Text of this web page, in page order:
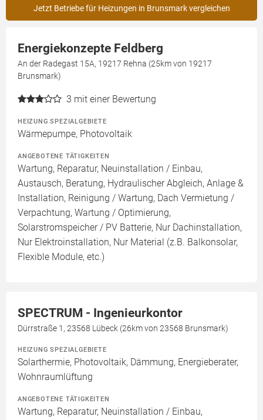
Jetzt Betriebe für Heizungen in Brunsmark vergleichen
Energiekonzepte Feldberg
An der Radegast 15A, 19217 Rehna (25km von 19217
Brunsmark)
3 mit einer Bewertung
HEIZUNG SPEZIALGEBIETE
Wärmepumpe, Photovoltaik
ANGEBOTENE TÄTIGKEITEN
Wartung, Reparatur, Neuinstallation / Einbau,
Austausch, Beratung, Hydraulischer Abgleich, Anlage &
Installation, Reinigung / Wartung, Dach Vermietung /
Verpachtung, Wartung / Optimierung,
Solarstromspeicher / PV Batterie, Nur Dachinstallation,
Nur Elektroinstallation, Nur Material (z.B. Balkonsolar,
Flexible Module, etc.)
SPECTRUM - Ingenieurkontor
Dürrstraße 1, 23568 Lübeck (26km von 23568 Brunsmark)
HEIZUNG SPEZIALGEBIETE
Solarthermie, Photovoltaik, Dämmung, Energieberater,
Wohnraumlüftung
ANGEBOTENE TÄTIGKEITEN
Wartung, Reparatur, Neuinstallation / Einbau,